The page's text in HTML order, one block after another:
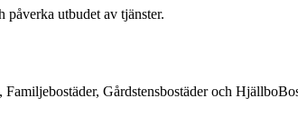
påverka utbudet av tjänster.
Gårdstensbostäder och